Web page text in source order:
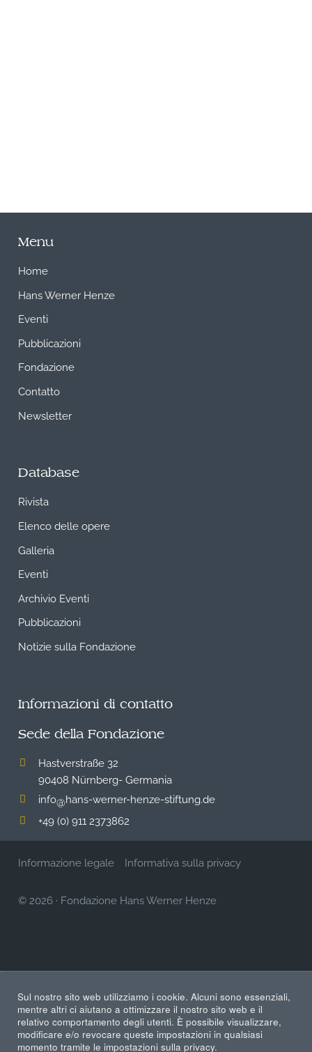
Menu
Home
Hans Werner Henze
Eventi
Pubblicazioni
Fondazione
Contatto
Newsletter
Database
Rivista
Elenco delle opere
Galleria
Eventi
Archivio Eventi
Pubblicazioni
Notizie sulla Fondazione
Informazioni di contatto
Sede della Fondazione
Hastverstraße 32
90408 Nürnberg- Germania
info@hans-werner-henze-stiftung.de
+49 (0) 911 2373862
Informazione legale Informativa sulla privacy
© 2026 · Fondazione Hans Werner Henze
Sul nostro sito web utilizziamo i cookie. Alcuni sono essenziali,
mentre altri ci aiutano a ottimizzare il nostro sito web e il
relativo comportamento degli utenti. È possibile visualizzare,
modificare e/o revocare queste impostazioni in qualsiasi
momento tramite le impostazioni sulla privacy.